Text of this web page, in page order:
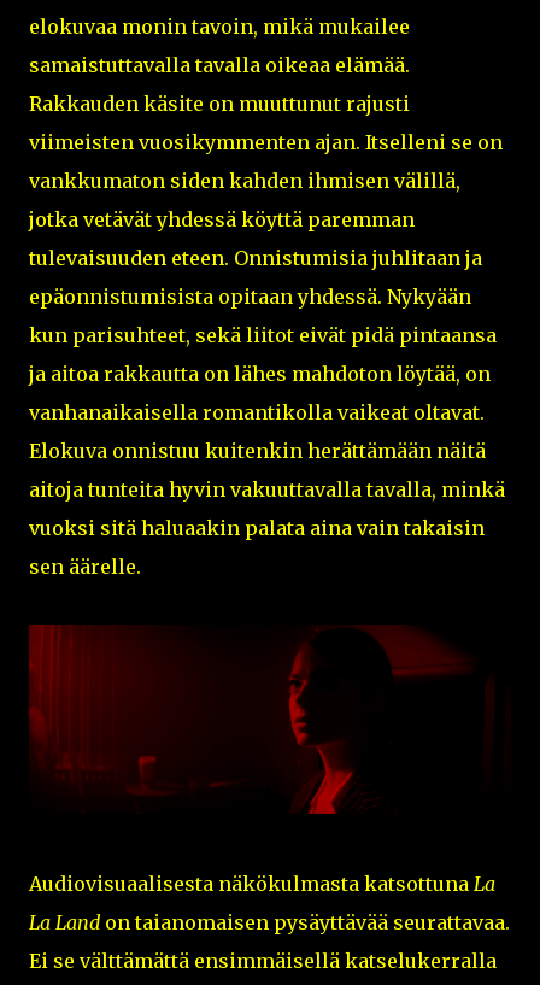
elokuvaa monin tavoin, mikä mukailee
samaistuttavalla tavalla oikeaa elämää.
Rakkauden käsite on muuttunut rajusti
viimeisten vuosikymmenten ajan. Itselleni se on
vankkumaton siden kahden ihmisen välillä,
jotka vetävät yhdessä köyttä paremman
tulevaisuuden eteen. Onnistumisia juhlitaan ja
epäonnistumisista opitaan yhdessä. Nykyään
kun parisuhteet, sekä liitot eivät pidä pintaansa
ja aitoa rakkautta on lähes mahdoton löytää, on
vanhanaikaisella romantikolla vaikeat oltavat.
Elokuva onnistuu kuitenkin herättämään näitä
aitoja tunteita hyvin vakuuttavalla tavalla, minkä
vuoksi sitä haluaakin palata aina vain takaisin
sen äärelle.
Audiovisuaalisesta näkökulmasta katsottuna La
La Land on taianomaisen pysäyttävää seurattavaa.
Ei se välttämättä ensimmäisellä katselukerralla